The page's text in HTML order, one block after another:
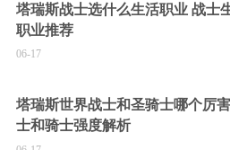
塔瑞斯战士选什么生活职业 战士
职业推荐
06-17
塔瑞斯世界战士和圣骑士哪个厉
士和骑士强度解析